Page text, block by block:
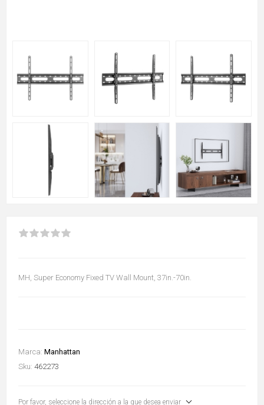
MH, Super Economy Fixed TV Wall Mount, 37in.-70in.
Marca: Manhattan
Sku: 462273
Por favor, seleccione la dirección a la que desea enviar